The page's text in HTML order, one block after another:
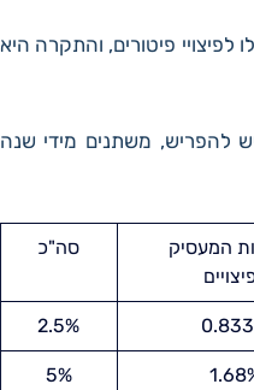
פיטורים, והתקרה היא
להפריש, משתנים מידי שנה
המעסיק
סה"כ
2.5%
5%